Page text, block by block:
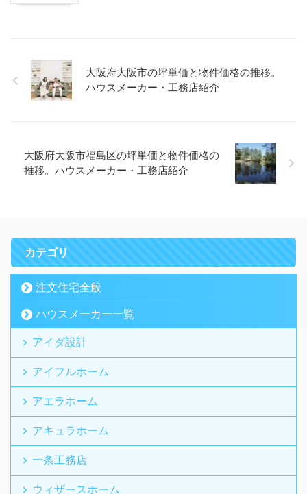
大阪府大阪市の坪単価と物件価格の推移。
ハウスメーカー・工務店紹介
大阪府大阪市福島区の坪単価と物件価格の
推移。ハウスメーカー・工務店紹介
カテゴリ
注文住宅全般
ハウスメーカー一覧
アイダ設計
アイフルホーム
アエラホーム
アキュラホーム
一条工務店
ウィザースホーム